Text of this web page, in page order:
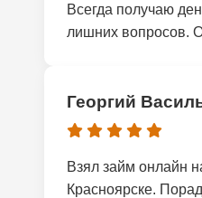
Всегда получаю
лишних вопросов.
Георгий
Взял займ онлайн
Красноярске.